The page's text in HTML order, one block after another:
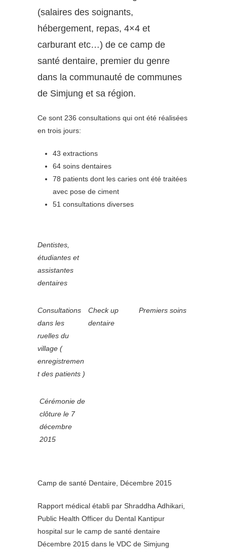
(salaires des soignants,
hébergement, repas, 4×4 et
carburant etc…) de ce camp de
santé dentaire, premier du genre
dans la communauté de communes
de Simjung et sa région.
Ce sont 236 consultations qui ont été réalisées
en trois jours:
43 extractions
64 soins dentaires
78 patients dont les caries ont été traitées
avec pose de ciment
51 consultations diverses
Dentistes,
étudiantes et
assistantes
dentaires
Consultations
dans les
ruelles du
village (
enregistremen
t des patients )
Check up
dentaire
Premiers soins
Cérémonie de
clôture le 7
décembre
2015
Camp de santé Dentaire, Décembre 2015
Rapport médical établi par Shraddha Adhikari,
Public Health Officer du Dental Kantipur
hospital sur le camp de santé dentaire
Décembre 2015 dans le VDC de Simjung